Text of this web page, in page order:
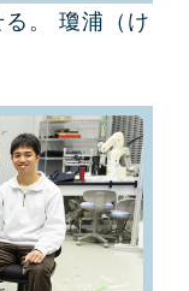
。 瓊浦（け